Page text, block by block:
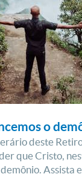
o
deste
que Cristo,
Assista